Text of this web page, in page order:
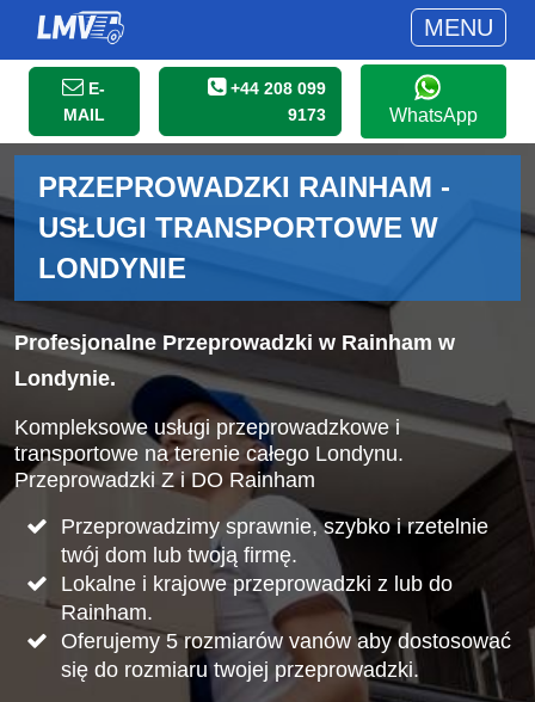
MENU
E-
MAIL
+44 208 099
9173
WhatsApp
PRZEPROWADZKI RAINHAM -
USŁUGI TRANSPORTOWE W
LONDYNIE
Profesjonalne Przeprowadzki w Rainham w
Londynie.
Kompleksowe usługi przeprowadzkowe i
transportowe na terenie całego Londynu.
Przeprowadzki Z i DO Rainham
Przeprowadzimy sprawnie, szybko i rzetelnie
twój dom lub twoją firmę.
Lokalne i krajowe przeprowadzki z lub do
Rainham.
Oferujemy 5 rozmiarów vanów aby dostosować
się do rozmiaru twojej przeprowadzki.